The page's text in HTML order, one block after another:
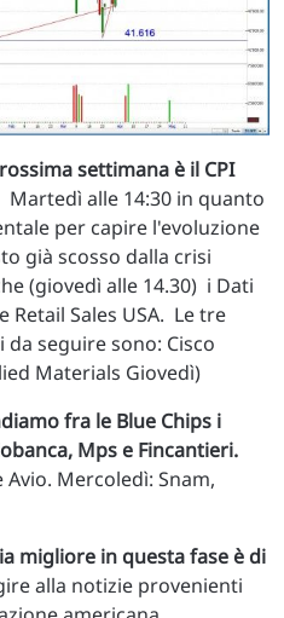
settimana è il CPI
alle 14:30 in quanto
per capire l'evoluzione
già scosso dalla crisi
(giovedì alle 14.30) i Dati
Sales USA. Le tre
seguire sono: Cisco
Materials Giovedì)
fra le Blue Chips i
Mps e Fincantieri.
Mercoledì: Snam,
migliore in questa fase è di
alla notizie provenienti